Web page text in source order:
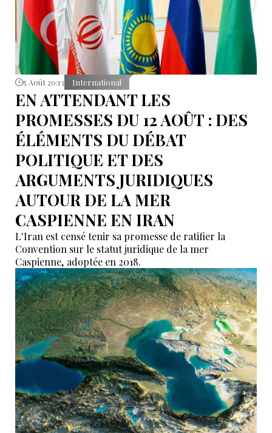
5 Août 20:13 International
EN ATTENDANT LES
PROMESSES DU 12 AOÛT : DES
ÉLÉMENTS DU DÉBAT
POLITIQUE ET DES
ARGUMENTS JURIDIQUES
AUTOUR DE LA MER
CASPIENNE EN IRAN
L'Iran est censé tenir sa promesse de ratifier la
Convention sur le statut juridique de la mer
Caspienne, adoptée en 2018.